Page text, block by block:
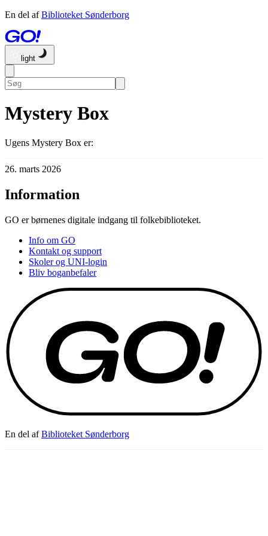
En del af Biblioteket Sønderborg
light
Mystery Box
Ugens Mystery Box er:
26. marts 2026
Information
GO er børnenes digitale indgang til folkebiblioteket.
Info om GO
Kontakt og support
Skoler og UNI-login
Bliv boganbefaler
En del af Biblioteket Sønderborg